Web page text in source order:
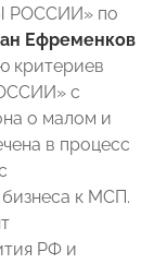
РОССИИ» по
Ефременков
критериев
с
о малом и
в процесс
к МСП.
РФ и